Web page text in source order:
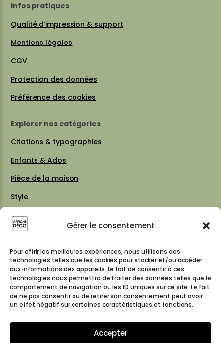
Gérer le consentement
Pour offrir les meilleures expériences, nous utilisons des
technologies telles que les cookies pour stocker et/ou accéder
aux informations des appareils. Le fait de consentir à ces
technologies nous permettra de traiter des données telles que le
comportement de navigation ou les ID uniques sur ce site. Le fait
de ne pas consentir ou de retirer son consentement peut avoir
un effet négatif sur certaines caractéristiques et fonctions.
Accepter
Infos pratiques
Qualité d’impression & support
Mentions légales
CGV
Protection des données
Préférence des cookies
Explorer nos catégories
Citations & typographies
Enfants & Ados
Pièce de la maison
Style
Thèmes
Vintage 70 / 80
Cartes & plans de villes
Suivez-nous